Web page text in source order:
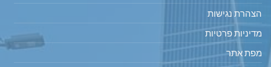
הצהרת נגישות
מדיניות פרטיות
מפת אתר